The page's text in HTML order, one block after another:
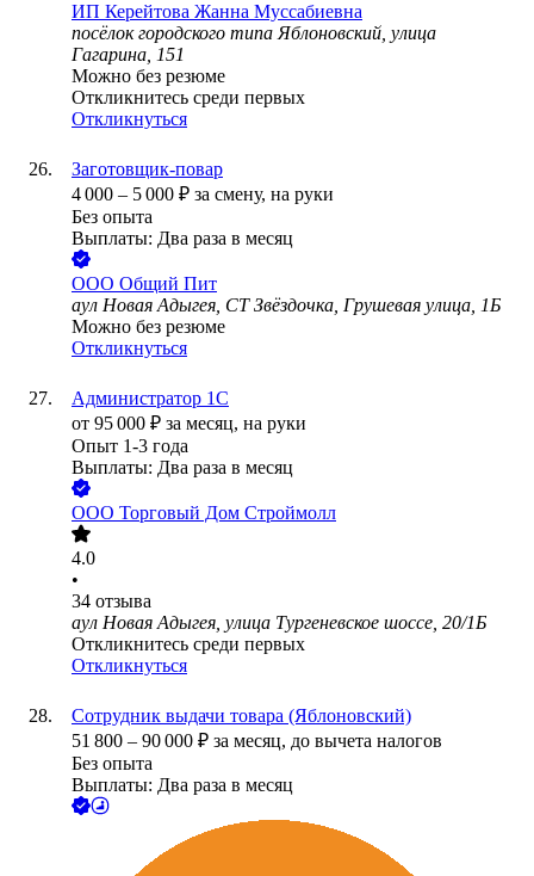
ИП Керейтова Жанна Муссабиевна
посёлок городского типа Яблоновский, улица
Гагарина, 151
Можно без резюме
Откликнитесь среди первых
Откликнуться
Заготовщик-повар
4 000 – 5 000 ₽ за смену, на руки
Без опыта
Выплаты: Два раза в месяц
ООО Общий Пит
аул Новая Адыгея, СТ Звёздочка, Грушевая улица, 1Б
Можно без резюме
Откликнуться
Администратор 1С
от 95 000 ₽ за месяц, на руки
Опыт 1-3 года
Выплаты: Два раза в месяц
ООО Торговый Дом Строймолл
4.0
•
34 отзыва
аул Новая Адыгея, улица Тургеневское шоссе, 20/1Б
Откликнитесь среди первых
Откликнуться
Сотрудник выдачи товара (Яблоновский)
51 800 – 90 000 ₽ за месяц, до вычета налогов
Без опыта
Выплаты: Два раза в месяц